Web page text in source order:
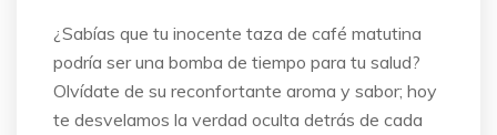
¿Sabías que tu inocente taza de café matutina
podría ser una bomba de tiempo para tu salud?
Olvídate de su reconfortante aroma y sabor; hoy
te desvelamos la verdad oculta detrás de cada